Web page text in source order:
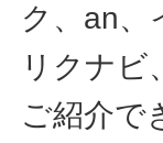
ク、an、
リクナビ
ご紹介で